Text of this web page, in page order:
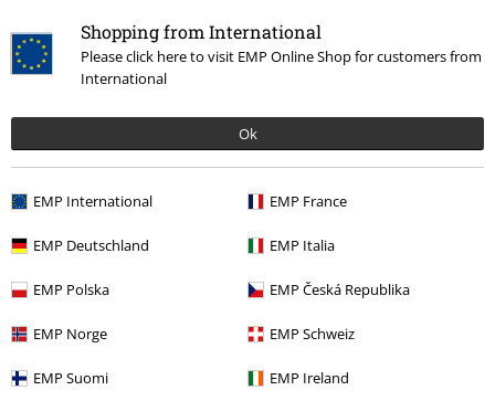
Shopping from International
Please click here to visit EMP Online Shop for customers from
International
Ok
EMP International EMP France
EMP Deutschland EMP Italia
EMP Polska EMP Česká Republika
EMP Norge EMP Schweiz
EMP Suomi EMP Ireland
€ 30,99 € 19,99